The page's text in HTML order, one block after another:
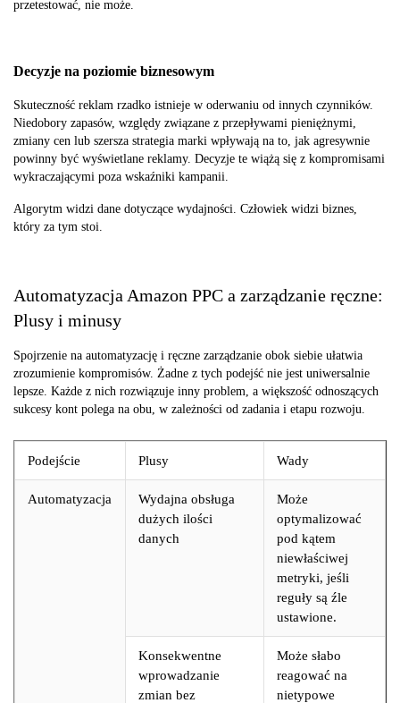
przetestować, nie może.
Decyzje na poziomie biznesowym
Skuteczność reklam rzadko istnieje w oderwaniu od innych czynników.
Niedobory zapasów, względy związane z przepływami pieniężnymi,
zmiany cen lub szersza strategia marki wpływają na to, jak agresywnie
powinny być wyświetlane reklamy. Decyzje te wiążą się z kompromisami
wykraczającymi poza wskaźniki kampanii.
Algorytm widzi dane dotyczące wydajności. Człowiek widzi biznes,
który za tym stoi.
Automatyzacja Amazon PPC a zarządzanie ręczne:
Plusy i minusy
Spojrzenie na automatyzację i ręczne zarządzanie obok siebie ułatwia
zrozumienie kompromisów. Żadne z tych podejść nie jest uniwersalnie
lepsze. Każde z nich rozwiązuje inny problem, a większość odnoszących
sukcesy kont polega na obu, w zależności od zadania i etapu rozwoju.
Podejście Plusy Wady
Automatyzacja
Wydajna obsługa
dużych ilości
danych
Może
optymalizować
pod kątem
niewłaściwej
metryki, jeśli
reguły są źle
ustawione.
Konsekwentne
wprowadzanie
zmian bez
Może słabo
reagować na
nietypowe